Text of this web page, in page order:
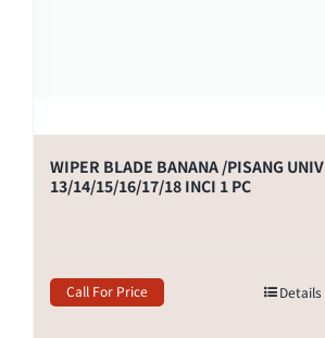
WIPER BLADE BANANA /PISANG
13/14/15/16/17/18 INCI 1 PC
Call For Price Details